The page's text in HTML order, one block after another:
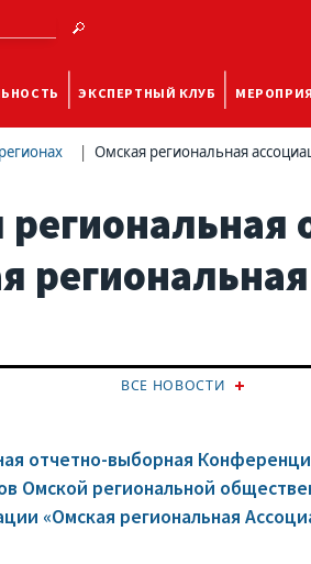
ЭКСПЕРТНЫЙ КЛУБ
Омская региональная
ВСЕ НОВОСТИ
отчетно-выборная
Омской региональной
«Омская региональная